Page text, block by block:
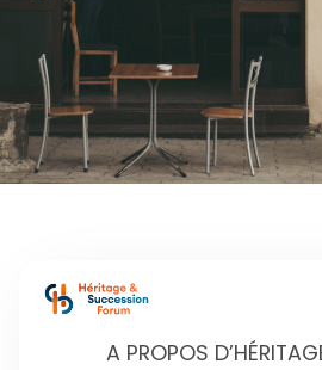
A PROPOS